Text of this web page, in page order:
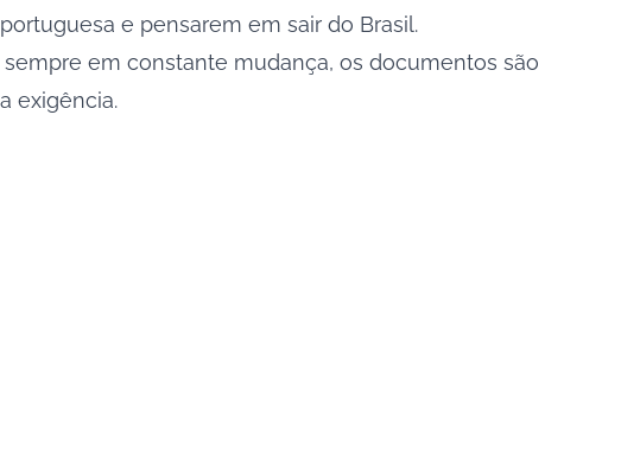
e pensarem em sair do Brasil.
em constante mudança, os documentos são
exigência.